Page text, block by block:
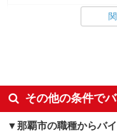
英語が活かせる
日払い
交通費支給
その他の条件で
那覇市の職種からバ